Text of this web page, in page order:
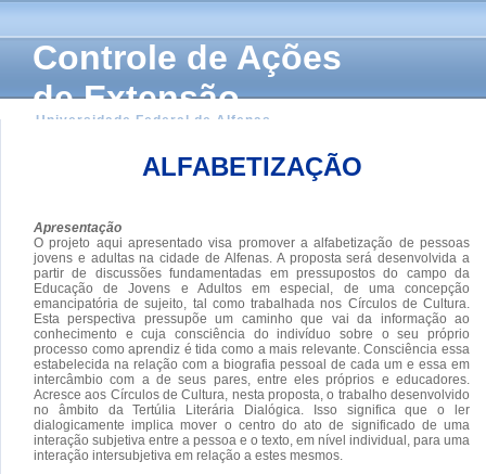
Controle de Ações
de Extensão
Universidade Federal de Alfenas
ALFABETIZAÇÃO
Apresentação
O projeto aqui apresentado visa promover a alfabetização de pessoas
jovens e adultas na cidade de Alfenas. A proposta será desenvolvida a
partir de discussões fundamentadas em pressupostos do campo da
Educação de Jovens e Adultos em especial, de uma concepção
emancipatória de sujeito, tal como trabalhada nos Círculos de Cultura.
Esta perspectiva pressupõe um caminho que vai da informação ao
conhecimento e cuja consciência do indivíduo sobre o seu próprio
processo como aprendiz é tida como a mais relevante. Consciência essa
estabelecida na relação com a biografia pessoal de cada um e essa em
intercâmbio com a de seus pares, entre eles próprios e educadores.
Acresce aos Círculos de Cultura, nesta proposta, o trabalho desenvolvido
no âmbito da Tertúlia Literária Dialógica. Isso significa que o ler
dialogicamente implica mover o centro do ato de significado de uma
interação subjetiva entre a pessoa e o texto, em nível individual, para uma
interação intersubjetiva em relação a estes mesmos.